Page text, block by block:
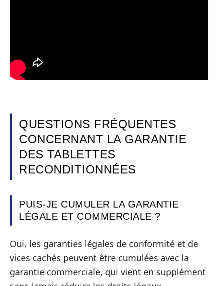
QUESTIONS FRÉQUENTES
CONCERNANT LA GARANTIE
DES TABLETTES
RECONDITIONNÉES
PUIS-JE CUMULER LA GARANTIE
LÉGALE ET COMMERCIALE ?
Oui, les garanties légales de conformité et de
vices cachés peuvent être cumulées avec la
garantie commerciale, qui vient en supplément